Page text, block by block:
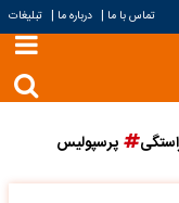
تماس با ما | درباره ما | تبلیغات
پرسپولیس